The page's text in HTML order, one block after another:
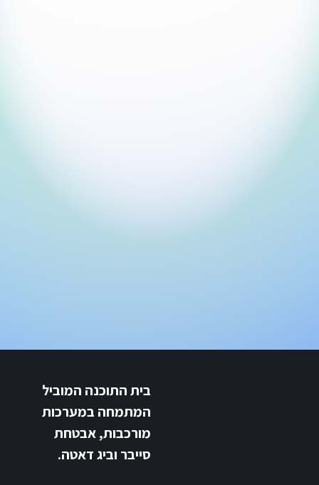
בית התוכנה המוביל
המתמחה במערכות
מורכבות, אבטחת
סייבר וביג דאטה.